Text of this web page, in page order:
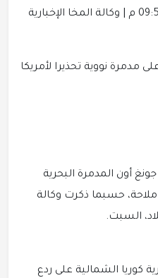
مدمرة نووية تحذيرا لأمريكا
أون المدمرة البحرية
ملاحة، حسبما ذكرت وكالة
السبت.
كوريا الشمالية على ردع